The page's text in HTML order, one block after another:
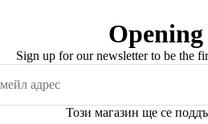
Opening
Sign up for our newsletter to be the
Този магазин ще се